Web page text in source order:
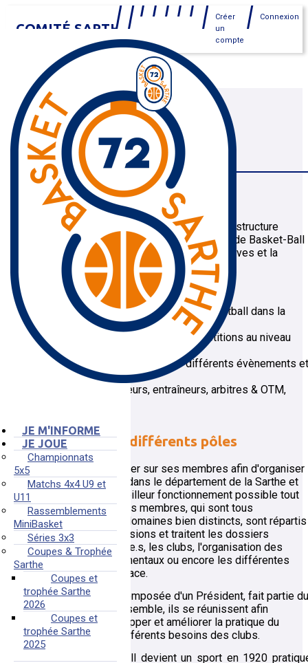
COMITÉ SARTHE
Créer
un
compte
Connexion
JE M'INFORME
JE JOUE
Championnats
5x5
Matchs 4x4 U9 et
U11
Rassemblements
MiniBasket
Séries 3x3
Coupes & Trophée
Sarthe
Coupes et
trophée Sarthe
2026
Coupes et
trophée Sarthe
2025
MENU
HISTORIQUE DU
COMITÉ
Un Comité, qu'est-ce que c'est ?
Le Comité de basketball de la Sarthe est une structure
associative affiliée à la Fédération Française de Basket-Ball
et qui applique, sur le département, les directives et la
politique définie par cette dernière.
Le Comité a pour objectifs :
d'organiser et de développer le basketball dans la
de préparer l'ensemble des compétitions au niveau
départemental,
d'organiser et de promouvoir différents évènements et
manifestations,
de former les joueurs, entraîneurs, arbitres & OTM,
Le Comité et les différents pôles
Le Comité peut s'appuyer sur ses membres afin d'organiser
au mieux le basketball dans le département de la Sarthe et
d'en assurer ainsi le meilleur fonctionnement possible tout
au long de la saison. Ses membres, qui sont tous
compétents dans des domaines bien distincts, sont répartis
dans plusieurs commissions et traitent les dossiers
concernant les licencié.e.s, les clubs, l'organisation des
championnats départementaux ou encore les différentes
animations mises en place.
Chaque commission, composée d'un Président, fait partie du
Comité Directeur. Et ensemble, ils se réunissent afin
d'échanger pour développer et améliorer la pratique du
basketball selon les différents besoins des clubs.
En France, le basketball devient un sport en 1920